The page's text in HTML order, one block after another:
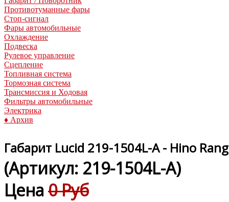
Противотуманные фары
Стоп-сигнал
Фары автомобильные
Охлаждение
Подвеска
Рулевое управление
Сцепление
Топливная система
Тормозная система
Трансмиссия и Ходовая
Фильтры автомобильные
Электрика
♦ Архив
Габарит Lucid 219-1504L-A - Hino
(Артикул: 219-1504L-A)
Цена 0 Руб